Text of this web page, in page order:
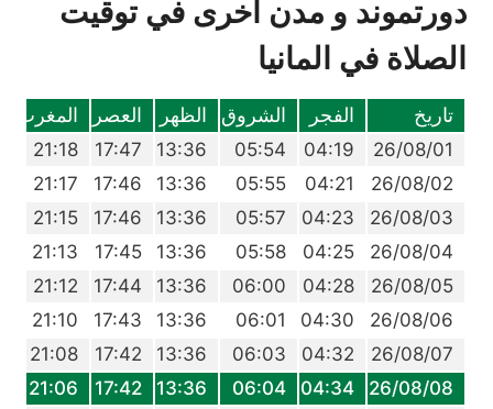
دورتموند و مدن أخرى في توقيت
الصلاة في المانيا
تاريخ الفجر الشروق الظهر العصر المغرب
26/08/01
04:19
05:54
13:36
17:47
21:18
26/08/02
04:21
05:55
13:36
17:46
21:17
26/08/03
04:23
05:57
13:36
17:46
21:15
26/08/04
04:25
05:58
13:36
17:45
21:13
26/08/05
04:28
06:00
13:36
17:44
21:12
26/08/06
04:30
06:01
13:36
17:43
21:10
26/08/07
04:32
06:03
13:36
17:42
21:08
26/08/08
04:34
06:04
13:36
17:42
21:06